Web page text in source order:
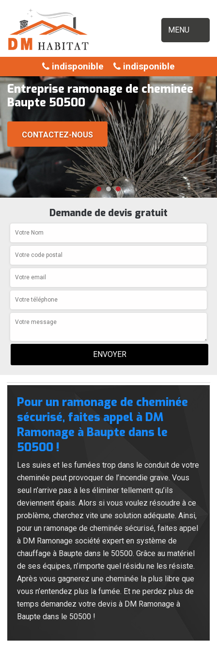
MENU
indisponible indisponible
Entreprise ramonage de cheminée
Baupte 50500
CONTACTEZ-NOUS
Demande de devis gratuit
Pour un ramonage de cheminée
sécurisé, faites appel à DM
Ramonage à Baupte dans le
50500 !
Les suies et les fumées trop dans le conduit de votre
cheminée peut provoquer de l’incendie grave. Vous
seul n’arrive pas à les éliminer tellement qu’ils
deviennent épais. Alors si vous voulez résoudre à ce
problème, cherchez vite une solution adéquate. Ainsi,
pour un ramonage de cheminée sécurisé, faites appel
à DM Ramonage société expert en système de
chauffage à Baupte dans le 50500. Grâce au matériel
de ses équipes, n’importe quel résidu ne les résiste.
Après vous gagnerez une cheminée la plus libre que
vous n’entendez plus la fumée. Et ne perdez plus de
temps demandez votre devis à DM Ramonage à
Baupte dans le 50500 !